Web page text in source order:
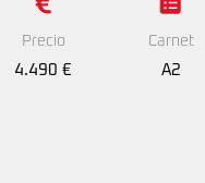
Precio
4.490 €
Carnet
A2